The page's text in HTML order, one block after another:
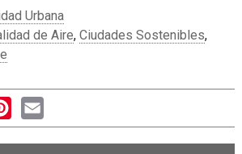
Urbana
de Aire, Ciudades Sostenibles,
PinterestEmail